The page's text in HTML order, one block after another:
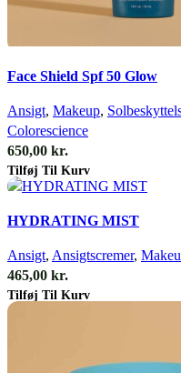
Face Shield Spf 50 Glow
Ansigt, Makeup,
Colorescience
650,00 kr.
Tilføj Til Kurv
HYDRATING MIST
Ansigt, Ansigtscremer,
465,00 kr.
Tilføj Til Kurv